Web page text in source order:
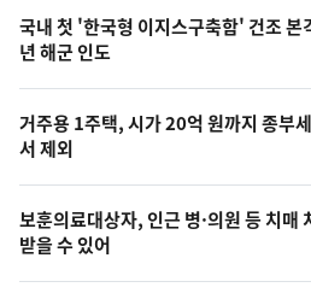
최
신,
오
늘
의
영
상
기
뉴
스
국내 첫 '한국형 이지스구축함' 건조
년 해군 인도
거주용 1주택, 시가 20억 원까지 종부
서 제외
보훈의료대상자, 인근 병·의원 등 치매
받을 수 있어